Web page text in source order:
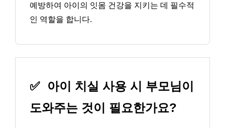
예방하여 아이의 잇몸 건강을 지키는 데 필수적
인 역할을 합니다.
✅
아이 치실 사용 시 부모님이
도와주는 것이 필요한가요?